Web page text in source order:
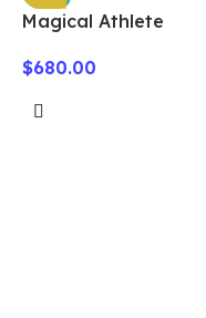
Magical Athlete
$680.00